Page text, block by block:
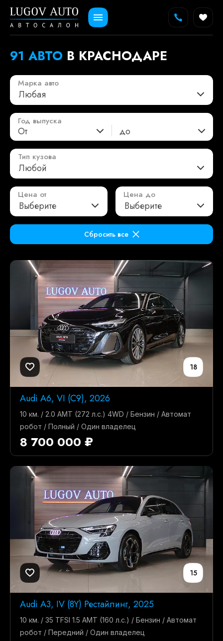
91 АВТО В КРАСНОДАРЕ
Марка авто
Любая
Год выпуска
От до
Тип кузова
Любой
Цена от
Выберите
Цена до
Выберите
Сбросить все
18
Audi A6, VI (C9), 2026
10 км. / 2.0 AMT (272 л.с.) 4WD / Бензин / Автомат
робот / Полный / Один владелец
8 700 000 ₽
15
Audi A3, IV (8Y) Рестайлинг, 2025
10 км. / 35 TFSI 1.5 AMT (160 л.с.) / Бензин / Автомат
робот / Передний / Один владелец